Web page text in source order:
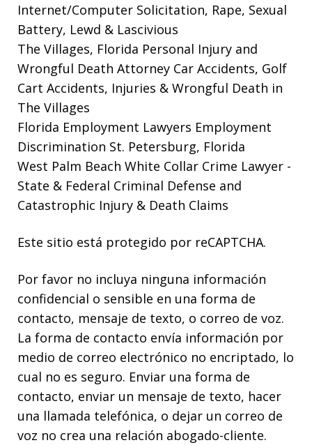
Internet/Computer Solicitation, Rape, Sexual
Battery, Lewd & Lascivious
The Villages, Florida Personal Injury and
Wrongful Death Attorney Car Accidents, Golf
Cart Accidents, Injuries & Wrongful Death in
The Villages
Florida Employment Lawyers Employment
Discrimination St. Petersburg, Florida
West Palm Beach White Collar Crime Lawyer -
State & Federal Criminal Defense and
Catastrophic Injury & Death Claims
Este sitio está protegido por reCAPTCHA.
Por favor no incluya ninguna información
confidencial o sensible en una forma de
contacto, mensaje de texto, o correo de voz.
La forma de contacto envía información por
medio de correo electrónico no encriptado, lo
cual no es seguro. Enviar una forma de
contacto, enviar un mensaje de texto, hacer
una llamada telefónica, o dejar un correo de
voz no crea una relación abogado-cliente.